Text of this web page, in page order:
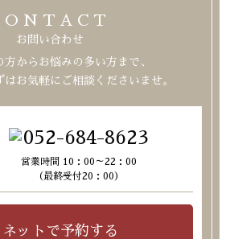
お問い合わせ
方からお悩みの多い方まで、
はお気軽にご相談くださいませ。
052-684-8623
営業時間 10：00～22：00
（最終受付20：00）
ネットで予約する